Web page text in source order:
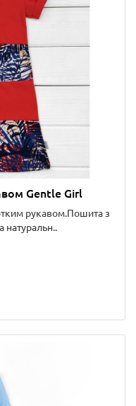
Gentle Girl
рукавом.Пошита з
натуральн..